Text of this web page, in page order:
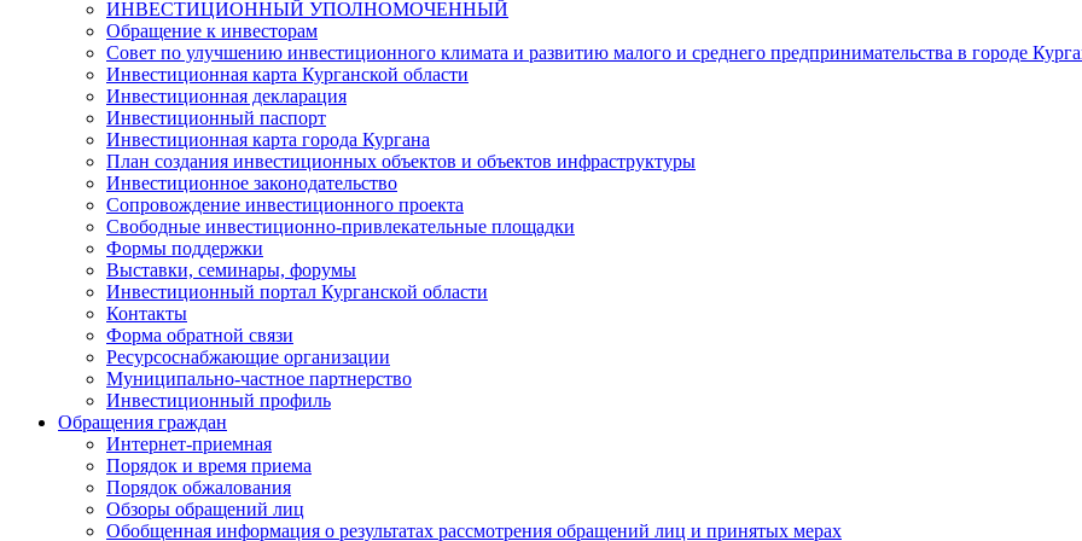
ИНВЕСТИЦИОННЫЙ УПОЛНОМОЧЕННЫЙ
Обращение к инвесторам
Совет по улучшению инвестиционного климата и развитию малого и среднего предпринимательства в городе
Инвестиционная карта Курганской области
Инвестиционная декларация
Инвестиционный паспорт
Инвестиционная карта города Кургана
План создания инвестиционных объектов и объектов инфраструктуры
Инвестиционное законодательство
Сопровождение инвестиционного проекта
Свободные инвестиционно-привлекательные площадки
Формы поддержки
Выставки, семинары, форумы
Инвестиционный портал Курганской области
Контакты
Форма обратной связи
Ресурсоснабжающие организации
Муниципально-частное партнерство
Инвестиционный профиль
Обращения граждан
Интернет-приемная
Порядок и время приема
Порядок обжалования
Обзоры обращений лиц
Обобщенная информация о результатах рассмотрения обращений лиц и принятых мерах